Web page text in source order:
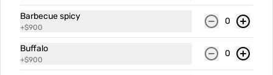
Barbecue spicy
+$900
0
Buffalo
+$900
0